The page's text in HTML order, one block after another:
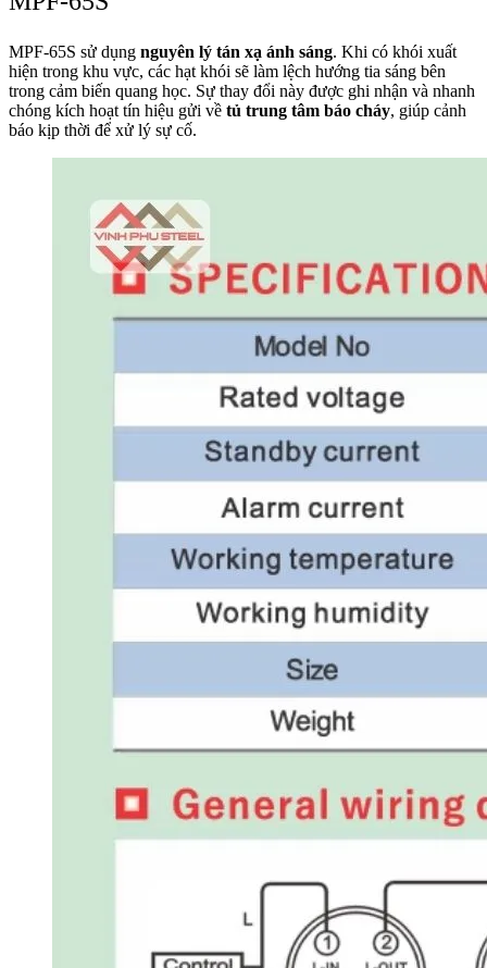
MPF‑65S sử dụng nguyên lý tán xạ ánh sáng. Khi có khói xuất
hiện trong khu vực, các hạt khói sẽ làm lệch hướng tia sáng bên
trong cảm biến quang học. Sự thay đổi này được ghi nhận và nhanh
chóng kích hoạt tín hiệu gửi về tủ trung tâm báo cháy, giúp cảnh
báo kịp thời để xử lý sự cố.